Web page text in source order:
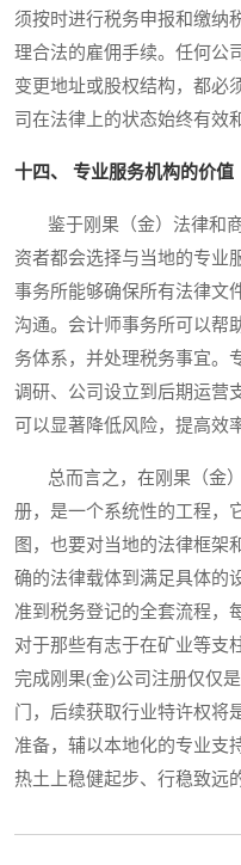
须按时进行税务申报和缴纳
理合法的雇佣手续。任何公
变更地址或股权结构，都必
司在法律上的状态始终有效
十四、 专业服务机构的价值
鉴于刚果（金）法律和商
资者都会选择与当地的专业
事务所能够确保所有法律文
沟通。会计师事务所可以帮
务体系，并处理税务事宜。
调研、公司设立到后期运营
可以显著降低风险，提高效
总而言之，在刚果（金）
册，是一个系统性的工程，
图，也要对当地的法律框架
确的法律载体到满足具体的
准到税务登记的全套流程，
对于那些有志于在矿业等支
完成刚果(金)公司注册仅仅
门，后续获取行业特许权将
准备，辅以本地化的专业支
热土上稳健起步、行稳致远